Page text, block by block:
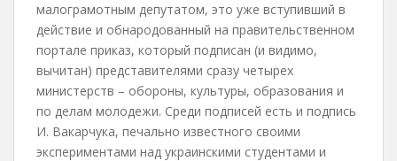
малограмотным депутатом, это уже вступивший в
действие и обнародованный на правительственном
портале приказ, который подписан (и видимо,
вычитан) представителями сразу четырех
министерств – обороны, культуры, образования и
по делам молодежи. Среди подписей есть и подпись
И. Вакарчука, печально известного своими
экспериментами над украинскими студентами и